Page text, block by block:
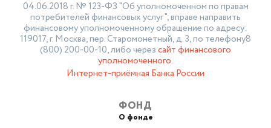
04.06.2018 г. № 123-ФЗ "Об уполномоченном по правам
потребителей финансовых услуг", вправе направить
финансовому уполномоченному обращение по адресу:
119017, г. Москва, пер. Старомонетный, д. 3, по телефону8
(800) 200-00-10, либо черезсайт финансового
уполномоченного.
Интернет-приёмная Банка России
ФОНД
О фонде